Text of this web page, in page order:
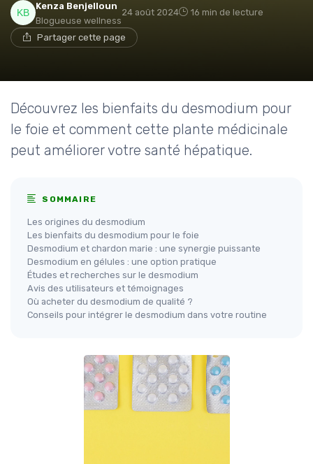
Kenza Benjelloun
Blogueuse wellness
24 août 2024 16 min de lecture
Partager cette page
Découvrez les bienfaits du desmodium pour
le foie et comment cette plante médicinale
peut améliorer votre santé hépatique.
SOMMAIRE
Les origines du desmodium
Les bienfaits du desmodium pour le foie
Desmodium et chardon marie : une synergie puissante
Desmodium en gélules : une option pratique
Études et recherches sur le desmodium
Avis des utilisateurs et témoignages
Où acheter du desmodium de qualité ?
Conseils pour intégrer le desmodium dans votre routine